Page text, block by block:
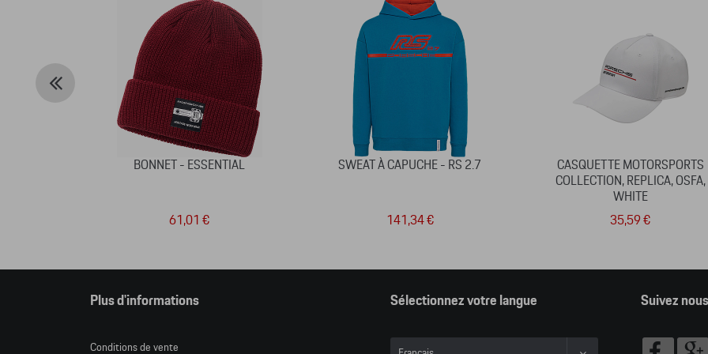
BONNET - ESSENTIAL
61,01 €
SWEAT À CAPUCHE - RS 2.7
141,34 €
CASQUETTE MOTORSPORTS
COLLECTION, REPLICA, OSFA,
WHITE
35,59 €
Plus d'informations
Conditions de vente
Sélectionnez votre langue Suivez nous